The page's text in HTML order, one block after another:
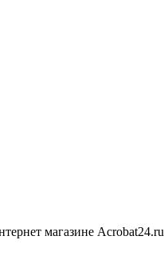
магазине Acrobat24.ru